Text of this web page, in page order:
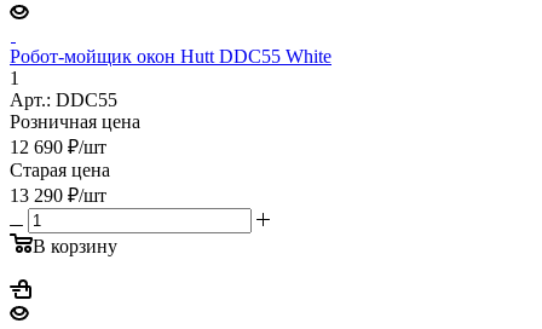
Робот-мойщик окон Hutt DDC55 White
1
Арт.: DDC55
Розничная цена
12 690 ₽/шт
Старая цена
13 290 ₽/шт
В корзину